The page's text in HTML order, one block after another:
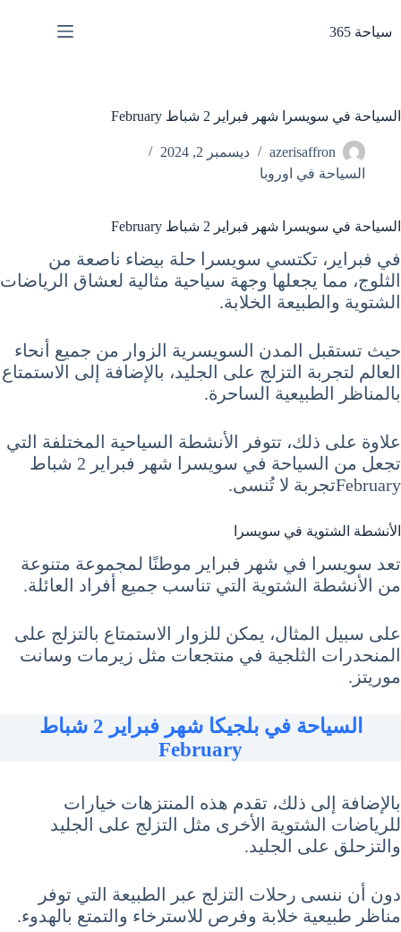
المحتوى
سياحة 365
السياحة في سويسرا شهر فبراير 2 شباط February
azerisaffron
ديسمبر 2, 2024
السياحة في اوروبا
السياحة في سويسرا شهر فبراير 2 شباط February
في فبراير، تكتسي سويسرا حلة بيضاء ناصعة من
الثلوج، مما يجعلها وجهة سياحية مثالية لعشاق الرياضات
الشتوية والطبيعة الخلابة.
حيث تستقبل المدن السويسرية الزوار من جميع أنحاء
العالم لتجربة التزلج على الجليد، بالإضافة إلى الاستمتاع
بالمناظر الطبيعية الساحرة.
علاوة على ذلك، تتوفر الأنشطة السياحية المختلفة التي
تجعل من السياحة في سويسرا شهر فبراير 2 شباط
Februaryتجربة لا تُنسى.
الأنشطة الشتوية في سويسرا
تعد سويسرا في شهر فبراير موطنًا لمجموعة متنوعة
من الأنشطة الشتوية التي تناسب جميع أفراد العائلة.
على سبيل المثال، يمكن للزوار الاستمتاع بالتزلج على
المنحدرات الثلجية في منتجعات مثل زيرمات وسانت
موريتز.
السياحة في بلجيكا شهر فبراير 2 شباط
February
بالإضافة إلى ذلك، تقدم هذه المنتزهات خيارات
للرياضات الشتوية الأخرى مثل التزلج على الجليد
والتزحلق على الجليد.
دون أن ننسى رحلات التزلج عبر الطبيعة التي توفر
مناظر طبيعية خلابة وفرص للاسترخاء والتمتع بالهدوء.